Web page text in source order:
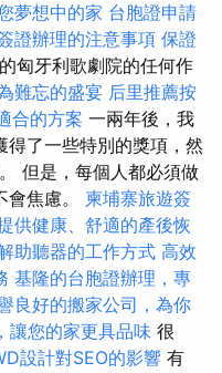
夢想中的家 台胞證申請
證辦理的注意事項 保證
匈牙利歌劇院的任何作
難忘的盛宴 后里推薦按
合的方案 一兩年後，我
得了一些特別的獎項，然
但是，每個人都必須做
焦慮。 柬埔寨旅遊簽
供健康、舒適的產後恢
助聽器的工作方式 高效
基隆的台胞證辦理，專
良好的搬家公司，為你
讓您的家更具品味 很
設計對SEO的影響 有